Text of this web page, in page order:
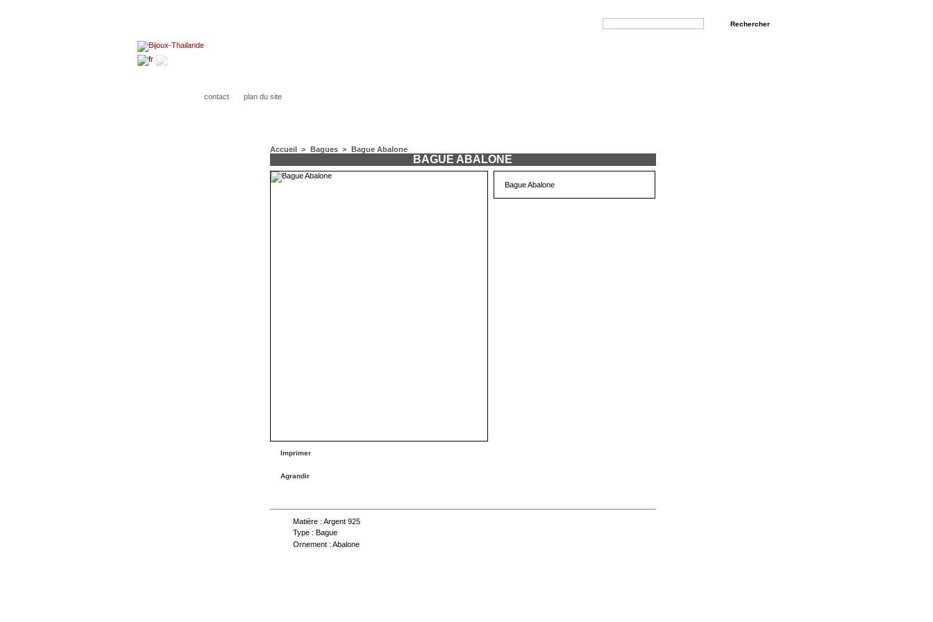
contact plan du site
Accueil > Bagues > Bague Abalone
BAGUE ABALONE
Imprimer
Agrandir
Bague Abalone
Matière : Argent 925
Type : Bague
Ornement : Abalone